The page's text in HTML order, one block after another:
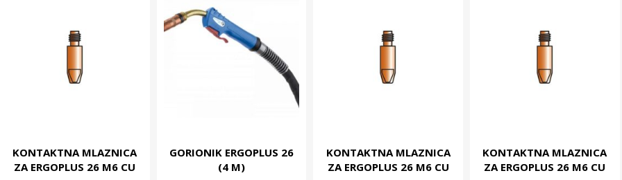
KONTAKTNA MLAZNICA
ZA ERGOPLUS 26 M6 CU
GORIONIK ERGOPLUS 26
(4 M)
KONTAKTNA MLAZNICA
ZA ERGOPLUS 26 M6 CU
KONTAKTNA MLAZNICA
ZA ERGOPLUS 26 M6 CU